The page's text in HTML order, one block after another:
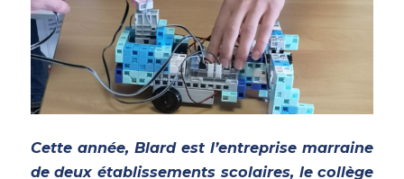
Cette année, Blard est l’entreprise marraine
de deux établissements scolaires, le collège